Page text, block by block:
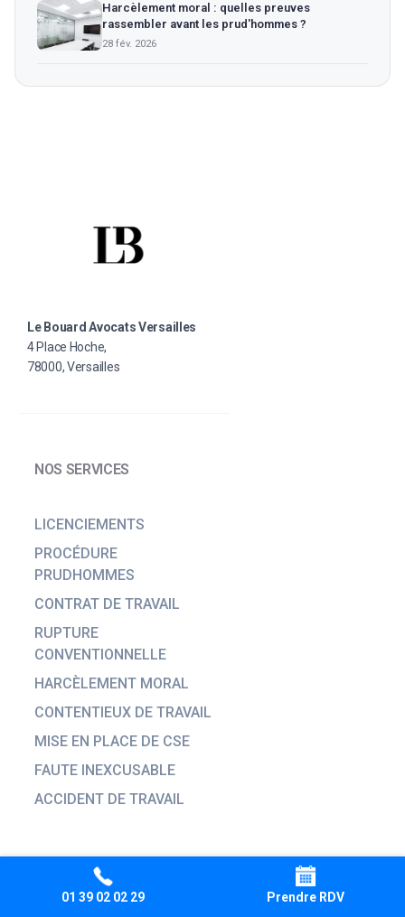
Harcèlement moral : quelles preuves
rassembler avant les prud'hommes ?
28 fév. 2026
Le Bouard Avocats Versailles
4 Place Hoche,
78000, Versailles
NOS SERVICES
LICENCIEMENTS
PROCÉDURE
PRUDHOMMES
CONTRAT DE TRAVAIL
RUPTURE
CONVENTIONNELLE
HARCÈLEMENT MORAL
CONTENTIEUX DE TRAVAIL
MISE EN PLACE DE CSE
FAUTE INEXCUSABLE
ACCIDENT DE TRAVAIL
NOTRE CABINET
01 39 02 02 29 Prendre RDV